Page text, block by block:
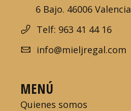
6 Bajo. 46006 Valencia
Telf: 963 41 44 16
info@mieljregal.com
MENÚ
Quienes somos